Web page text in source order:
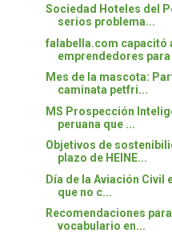
Sociedad Hoteles del
serios problema...
falabella.com capacitó
emprendedores para
Mes de la mascota:
caminata petfri...
MS Prospección
peruana que ...
Objetivos de
plazo de HEINE...
Día de la Aviación Civil
que no c...
Recomendaciones
vocabulario en...